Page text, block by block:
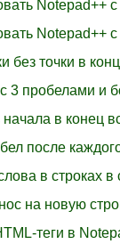
Notepad++
Notepad++
без точки в
с 3 пробелами и
в конец
после
в строках
на новую
теги в